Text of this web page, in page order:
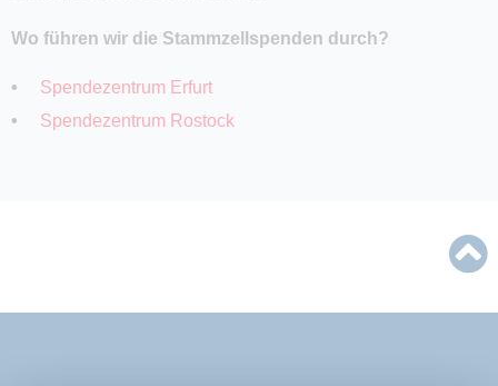
Wo führen wir die Stammzellspenden durch?
Spendezentrum Erfurt
Spendezentrum Rostock